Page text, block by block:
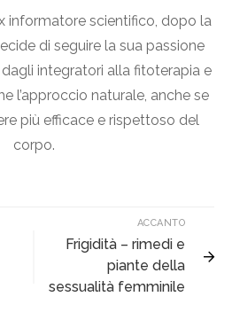
informatore scientifico, dopo la
di seguire la sua passione
integratori alla fitoterapia e
l’approccio naturale, anche se
più efficace e rispettoso del
corpo.
ACCANTO
Frigidità – rimedi e
piante della
sessualità femminile